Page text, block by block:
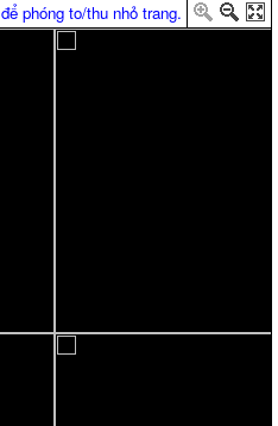
để phóng to/thu nhỏ trang.